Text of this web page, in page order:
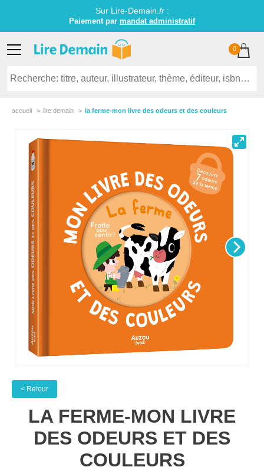
Sur Lire-Demain. fr:
Paiement par mandat administratif
0
accueil lire demain la ferme-mon livre des odeurs et des couleurs
< Retour
LA FERME-MON LIVRE
DES ODEURS ET DES
COULEURS